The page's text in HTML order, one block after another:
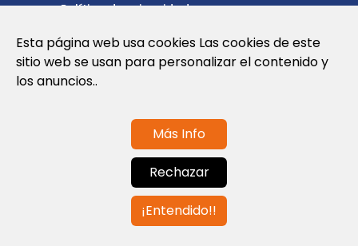
Política de privacidad
Política de cookies
Nota Legal y Condiciones de Uso de la
Contáctanos
info@globalagents.net
Esta página web usa cookies Las cookies de este
sitio web se usan para personalizar el contenido y
los anuncios..
Más Info
Rechazar
¡Entendido!!